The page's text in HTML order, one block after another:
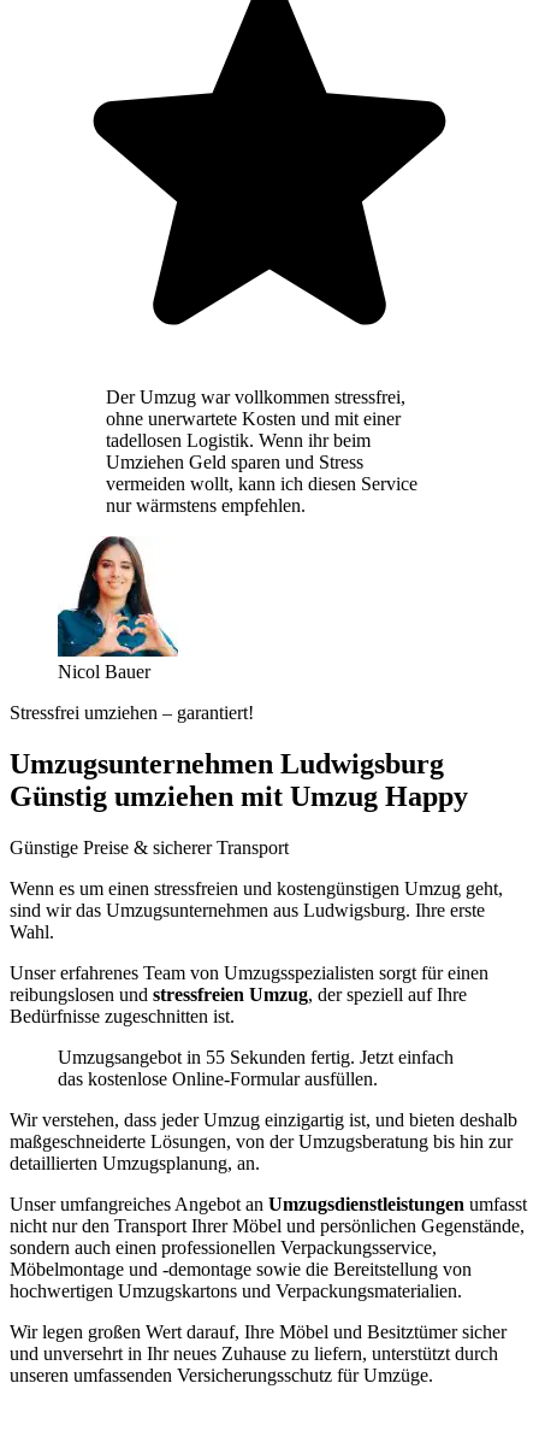
Der Umzug war vollkommen stressfrei,
ohne unerwartete Kosten und mit einer
tadellosen Logistik. Wenn ihr beim
Umziehen Geld sparen und Stress
vermeiden wollt, kann ich diesen Service
nur wärmstens empfehlen.
Nicol Bauer
Stressfrei umziehen – garantiert!
Umzugsunternehmen Ludwigsburg
Günstig umziehen mit Umzug Happy
Günstige Preise & sicherer Transport
Wenn es um einen stressfreien und kostengünstigen Umzug geht,
sind wir das Umzugsunternehmen aus Ludwigsburg. Ihre erste
Wahl.
Unser erfahrenes Team von Umzugsspezialisten sorgt für einen
reibungslosen und stressfreien Umzug, der speziell auf Ihre
Bedürfnisse zugeschnitten ist.
Umzugsangebot in 55 Sekunden fertig. Jetzt einfach
das kostenlose Online-Formular ausfüllen.
Wir verstehen, dass jeder Umzug einzigartig ist, und bieten deshalb
maßgeschneiderte Lösungen, von der Umzugsberatung bis hin zur
detaillierten Umzugsplanung, an.
Unser umfangreiches Angebot an Umzugsdienstleistungen umfasst
nicht nur den Transport Ihrer Möbel und persönlichen Gegenstände,
sondern auch einen professionellen Verpackungsservice,
Möbelmontage und -demontage sowie die Bereitstellung von
hochwertigen Umzugskartons und Verpackungsmaterialien.
Wir legen großen Wert darauf, Ihre Möbel und Besitztümer sicher
und unversehrt in Ihr neues Zuhause zu liefern, unterstützt durch
unseren umfassenden Versicherungsschutz für Umzüge.